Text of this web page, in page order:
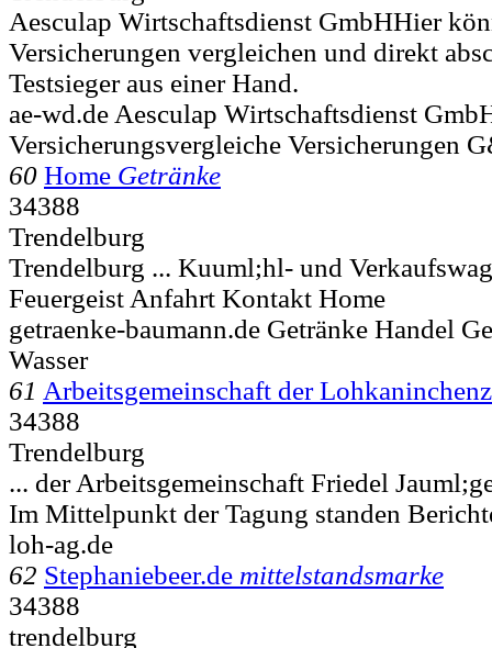
Aesculap Wirtschaftsdienst GmbHHier
Versicherungen vergleichen und direkt
Testsieger aus einer Hand.
ae-wd.de Aesculap Wirtschaftsdienst
Versicherungsvergleiche Versicherungen
60 Home Getränke
34388
Trendelburg
Trendelburg ... Kuuml;hl- und
Feuergeist Anfahrt Kontakt Home
getraenke-baumann.de Getränke Handel
Wasser
61 Arbeitsgemeinschaft der
34388
Trendelburg
... der Arbeitsgemeinschaft Friedel
Im Mittelpunkt der Tagung standen
loh-ag.de
62 Stephaniebeer.de mittelstandsmarke
34388
trendelburg